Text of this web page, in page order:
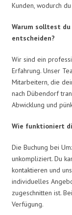
Kunden, wodurch
Warum solltest
entscheiden?
Wir sind ein
Erfahrung. Unser
Mitarbeitern, die
nach Dübendorf
Abwicklung und
Wie funktioniert
Die Buchung bei
unkompliziert. Du
kontaktieren und
individuelles
zugeschnitten ist.
Verfügung.